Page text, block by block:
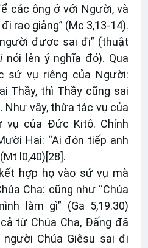
các ông ở với Người, và
rao giảng” (Mc 3,13-14).
được sai đi” (thuật
nói lên ý nghĩa đó). Qua
sứ vụ riêng của Người:
Thầy, thì Thầy cũng sai
. Như vậy, thừa tác vụ của
của Đức Kitô. Chính
Hai: “Ai đón tiếp anh
l0,40)[28].
hợp họ vào sứ vụ mà
Cha: cũng như “Chúa
làm gì” (Ga 5,19.30)
từ Chúa Cha, Đấng đã
Chúa Giêsu sai đi